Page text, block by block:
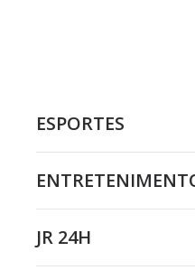
ESPORTES
JR 24H